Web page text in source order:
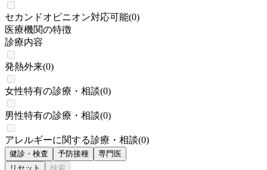
セカンドオピニオン対応可能(0)
医療機関の特徴
診療内容
発熱外来(0)
女性特有の診療・相談(0)
男性特有の診療・相談(0)
アレルギーに関する診療・相談(0)
健診・検査 予防接種
専門医
リセット
検索